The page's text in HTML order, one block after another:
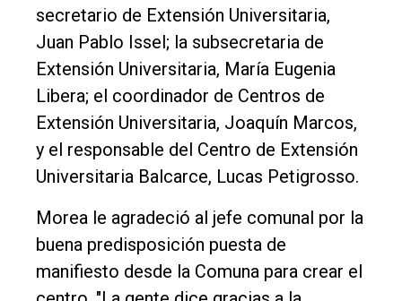
secretario de Extensión Universitaria,
Juan Pablo Issel; la subsecretaria de
Extensión Universitaria, María Eugenia
Libera; el coordinador de Centros de
Extensión Universitaria, Joaquín Marcos,
y el responsable del Centro de Extensión
Universitaria Balcarce, Lucas Petigrosso.
Morea le agradeció al jefe comunal por la
buena predisposición puesta de
manifiesto desde la Comuna para crear el